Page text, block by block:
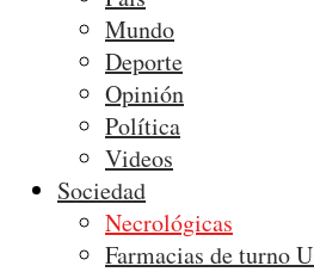
Mundo
Deporte
Opinión
Política
Videos
Sociedad
Necrológicas
Farmacias de turno